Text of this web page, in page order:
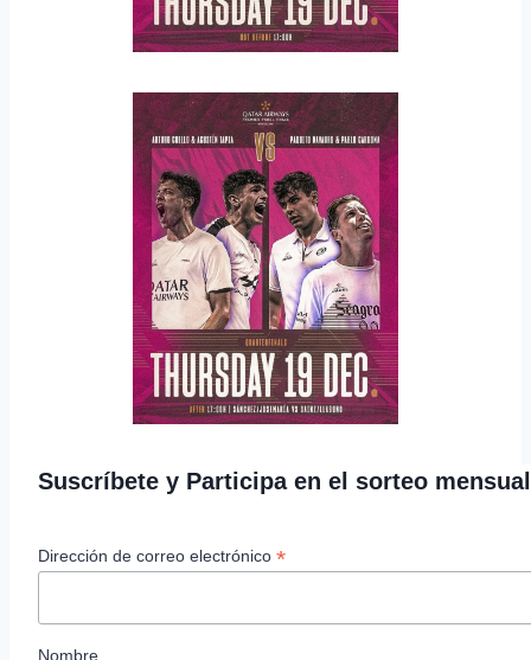
Suscríbete y Participa en el sorteo
Dirección de correo electrónico *
Nombre